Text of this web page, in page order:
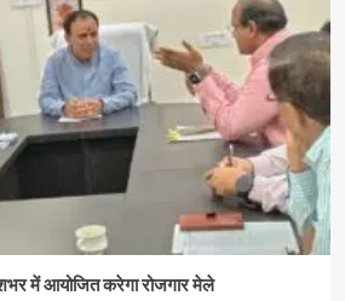
में आयोजित करेगा रोजगार मेले